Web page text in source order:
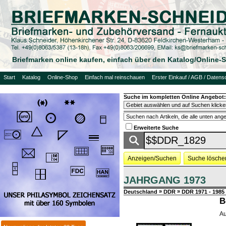
Briefmarken online kaufen, einfach über den Katalog/Online-
Start Katalog Online-Shop Einfach mal reinschauen Erster Einkauf / AGB /
Suche im kompletten Online Angebot:
Erweiterte Suche
Anzeigen/Suchen Suche
JAHRGANG 1973
Deutschland » DDR » DDR 1971 - 1985